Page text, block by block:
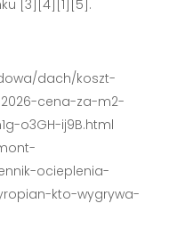
[3][4][1][5].
dach/koszt-
cena-za-m2-
o3GH-ij9B.html
ocieplenia-
kto-wygrywa-